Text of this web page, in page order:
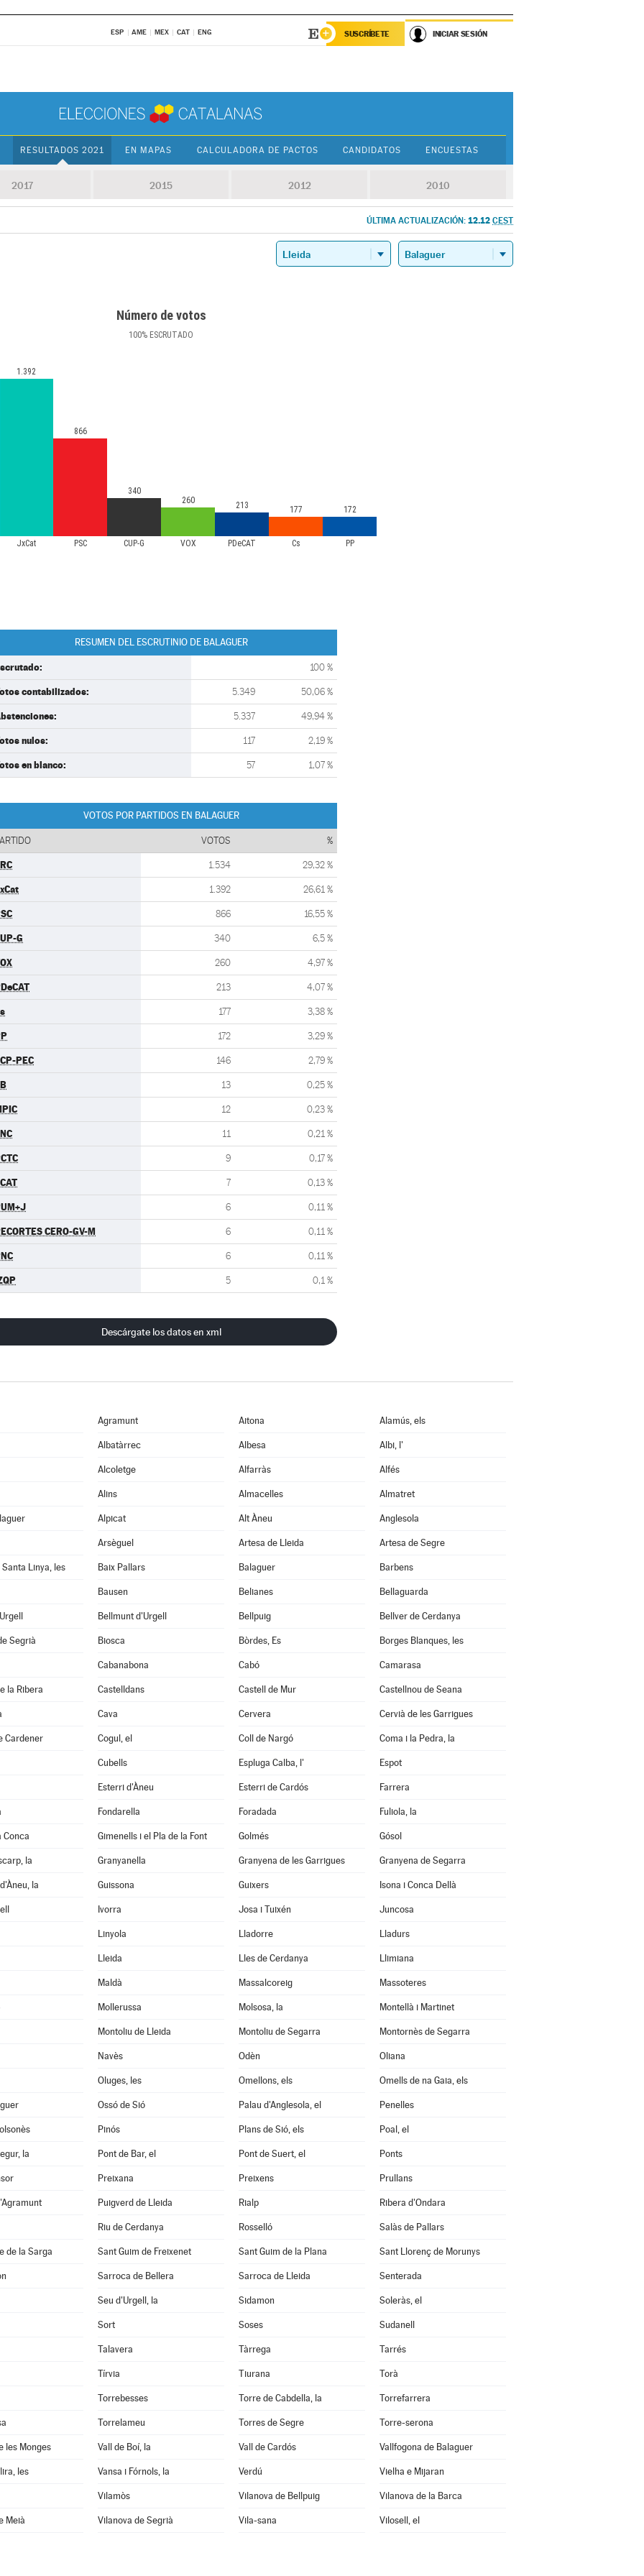
ESP AME MEX CAT ENG SUSCRÍBETE INICIAR SESIÓN
RESULTADOS 2021 EN MAPAS CALCULADORA DE PACTOS CANDIDATOS ENCUESTAS
2017 2015 2012 2010
ÚLTIMA ACTUALIZACIÓN: 12.12 CEST
Número de votos
100% ESCRUTADO
JxCat PSC CUP-G VOX PDeCAT Cs PP
1.392
866
340
260
213 177 172
RESUMEN DEL ESCRUTINIO DE BALAGUER
100 %
contabilizados: 5.349 50,06 %
5.337 49,94 %
nulos: 117 2,19 %
en blanco: 57 1,07 %
VOTOS POR PARTIDOS EN BALAGUER
VOTOS %
1.534 29,32 %
1.392 26,61 %
866 16,55 %
G 340 6,5 %
260 4,97 %
213 4,07 %
177 3,38 %
172 3,29 %
PEC 146 2,79 %
13 0,25 %
12 0,23 %
11 0,21 %
9 0,17 %
7 0,13 %
6 0,11 %
CERO-GV-M 6 0,11 %
6 0,11 %
5 0,1 %
Descárgate los datos en xml
Agramunt Aitona Alamús, els
Albatàrrec Albesa Albi, l'
Alcoletge Alfarràs Alfés
Alins Almacelles Almatret
Alpicat Alt Àneu Anglesola
Arsèguel Artesa de Lleida Artesa de Segre
Linya, les Baix Pallars Balaguer Barbens
Bausen Belianes Bellaguarda
Bellmunt d'Urgell Bellpuig Bellver de Cerdanya
Segrià Biosca Bòrdes, Es Borges Blanques, les
Cabanabona Cabó Camarasa
la Ribera Castelldans Castell de Mur Castellnou de Seana
Cava Cervera Cervià de les Garrigues
Cardener Cogul, el Coll de Nargó Coma i la Pedra, la
Cubells Espluga Calba, l' Espot
Esterri d'Àneu Esterri de Cardós Farrera
Fondarella Foradada Fuliola, la
Conca Gimenells i el Pla de la Font Golmés Gósol
la Granyanella Granyena de les Garrigues Granyena de Segarra
la Guissona Guixers Isona i Conca Dellà
Ivorra Josa i Tuixén Juncosa
Linyola Lladorre Lladurs
Lleida Lles de Cerdanya Llimiana
Maldà Massalcoreig Massoteres
Mollerussa Molsosa, la Montellà i Martinet
Montoliu de Lleida Montoliu de Segarra Montornès de Segarra
Navès Odèn Oliana
Oluges, les Omellons, els Omells de na Gaia, els
Ossó de Sió Palau d'Anglesola, el Penelles
Pinós Plans de Sió, els Poal, el
la Pont de Bar, el Pont de Suert, el Ponts
Preixana Preixens Prullans
Puigverd de Lleida Rialp Ribera d'Ondara
Riu de Cerdanya Rosselló Salàs de Pallars
de la Sarga Sant Guim de Freixenet Sant Guim de la Plana Sant Llorenç de Morunys
Sarroca de Bellera Sarroca de Lleida Senterada
Seu d'Urgell, la Sidamon Soleràs, el
Sort Soses Sudanell
Talavera Tàrrega Tarrés
Tírvia Tiurana Torà
Torrebesses Torre de Cabdella, la Torrefarrera
Torrelameu Torres de Segre Torre-serona
les Monges Vall de Boí, la Vall de Cardós Vallfogona de Balaguer
les Vansa i Fórnols, la Verdú Vielha e Mijaran
Vilamòs Vilanova de Bellpuig Vilanova de la Barca
Meià Vilanova de Segrià Vila-sana Vilosell, el